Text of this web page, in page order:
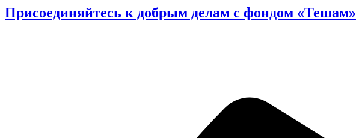
Присоединяйтесь к добрым делам с фондом «Тешам»